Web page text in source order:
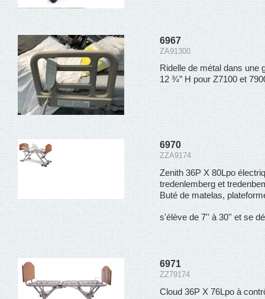
6967
ZA91300
Ridelle de métal dans une
12 ¾” H pour Z7100 et
6970
ZZA9174
Zenith 36P X 80Lpo
tredenlemberg et
Buté de matelas,
s'élève de 7'' à 30'' et se
6971
ZZ79174
Cloud 36P X 76Lpo à